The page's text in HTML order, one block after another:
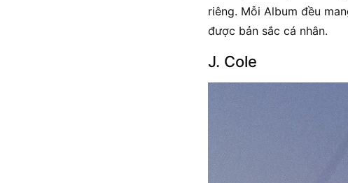
riêng. Mỗi Album đều
được bản sắc cá nhân.
J. Cole